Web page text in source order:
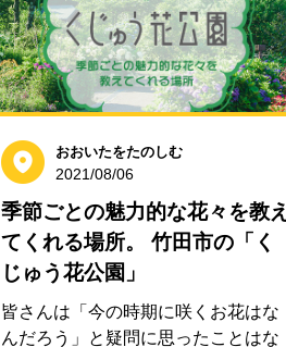
おおいたをたのしむ
2021/08/06
季節ごとの魅力的な花々を教え
てくれる場所。 竹田市の「く
じゅう花公園」
皆さんは「今の時期に咲くお花はな
んだろう」と疑問に思ったことはな